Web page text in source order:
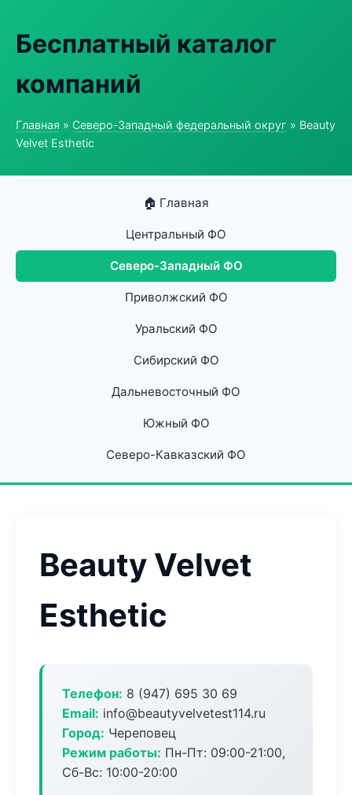
Бесплатный каталог
компаний
Главная » Северо-Западный федеральный округ » Beauty
Velvet Esthetic
🏠 Главная
Центральный ФО
Северо-Западный ФО
Приволжский ФО
Уральский ФО
Сибирский ФО
Дальневосточный ФО
Южный ФО
Северо-Кавказский ФО
Beauty Velvet
Esthetic
Телефон: 8 (947) 695 30 69
Email: info@beautyvelvetest114.ru
Город: Череповец
Режим работы: Пн-Пт: 09:00-21:00,
Сб-Вс: 10:00-20:00